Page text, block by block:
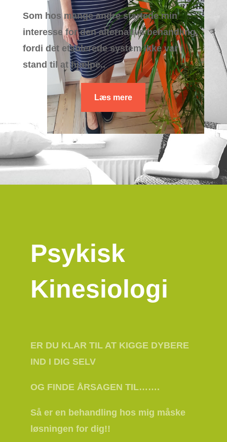
Som hos mange andre startede min
interesse for den alternative behandling,
fordi det etablerede system ikke var i
stand til at hjælpe..
Læs mere
Psykisk
Kinesiologi
ER DU KLAR TIL AT KIGGE DYBERE
IND I DIG SELV
OG FINDE ÅRSAGEN TIL…….
Så er en behandling hos mig måske
løsningen for dig!!